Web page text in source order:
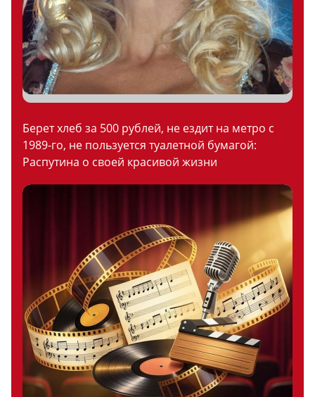
Берет хлеб за 500 рублей, не ездит на метро с
1989-го, не пользуется туалетной бумагой:
Распутина о своей красивой жизни